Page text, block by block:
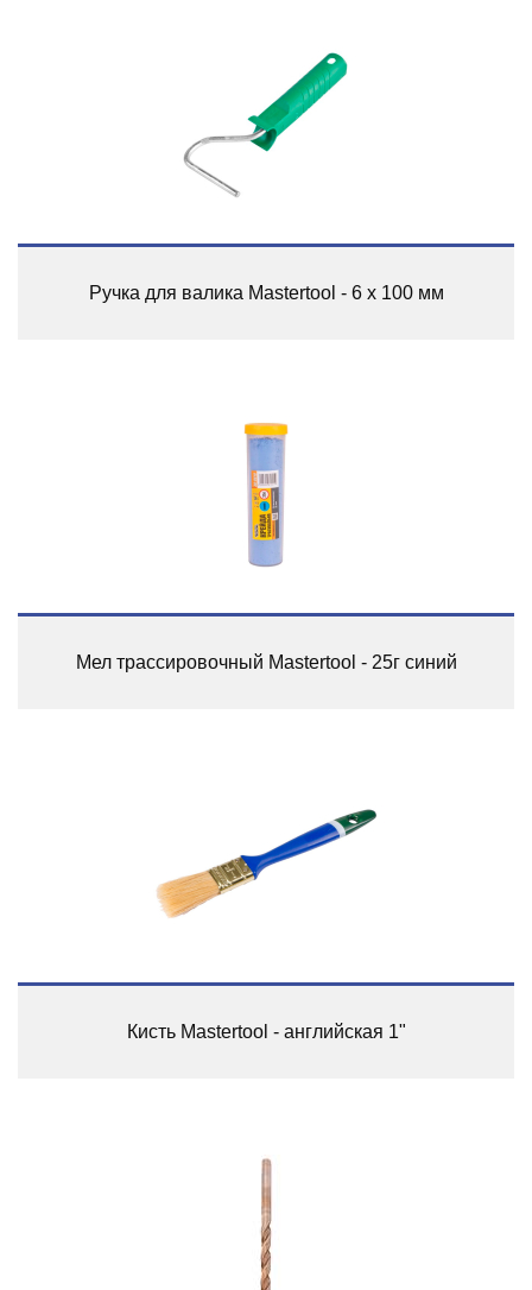
Ручка для валика Mastertool - 6 х 100 мм
Мел трассировочный Mastertool - 25г синий
Кисть Mastertool - английская 1"